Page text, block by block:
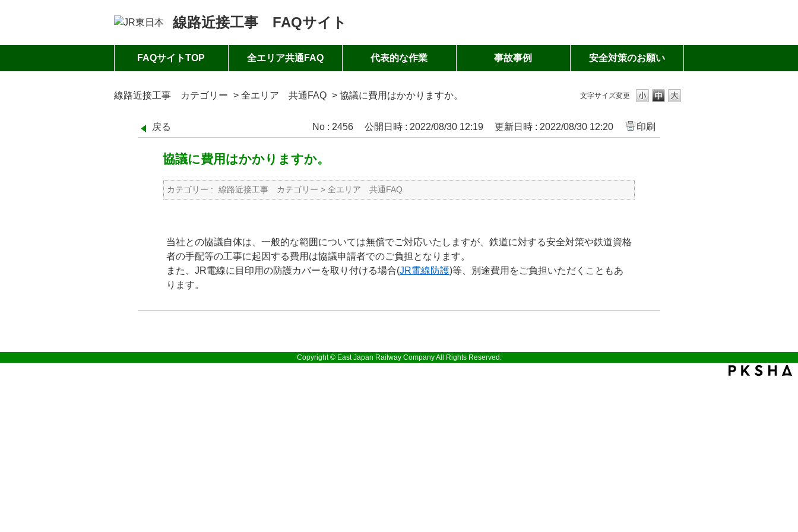
線路近接工事 FAQサイト
FAQサイトTOP 全エリア共通FAQ 代表的な作業 事故事例 安全対策のお願い
別
ィ
ド
ウ
き
ま
文字サイズ変更
線路近接工事 カテゴリー > 全エリア 共通FAQ > 協議に費用はかかりますか。
戻る No : 2456 公開日時 : 2022/08/30 12:19 更新日時 : 2022/08/30 12:20 印刷
協議に費用はかかりますか。
カテゴリー : 線路近接工事 カテゴリー > 全エリア 共通FAQ
当社との協議自体は、一般的な範囲については無償でご対応いたしますが、鉄道に対する安全対策や鉄道資格
者の手配等の工事に起因する費用は協議申請者でのご負担となります。
また、JR電線に目印用の防護カバーを取り付ける場合(JR電線防護)等、別途費用をご負担いただくこともあ
ります。
Copyright © East Japan Railway Company All Rights Reserved.